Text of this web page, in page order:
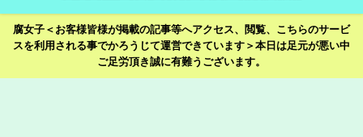
腐女子＜お客様皆様が掲載の記事等へアクセス、閲覧、こちらのサービ
スを利用される事でかろうじて運営できています＞本日は足元が悪い中
ご足労頂き誠に有難うございます。